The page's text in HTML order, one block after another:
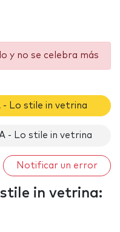
y no se celebra más
- Lo stile in vetrina
- Lo stile in vetrina
Notificar un error
in vetrina: